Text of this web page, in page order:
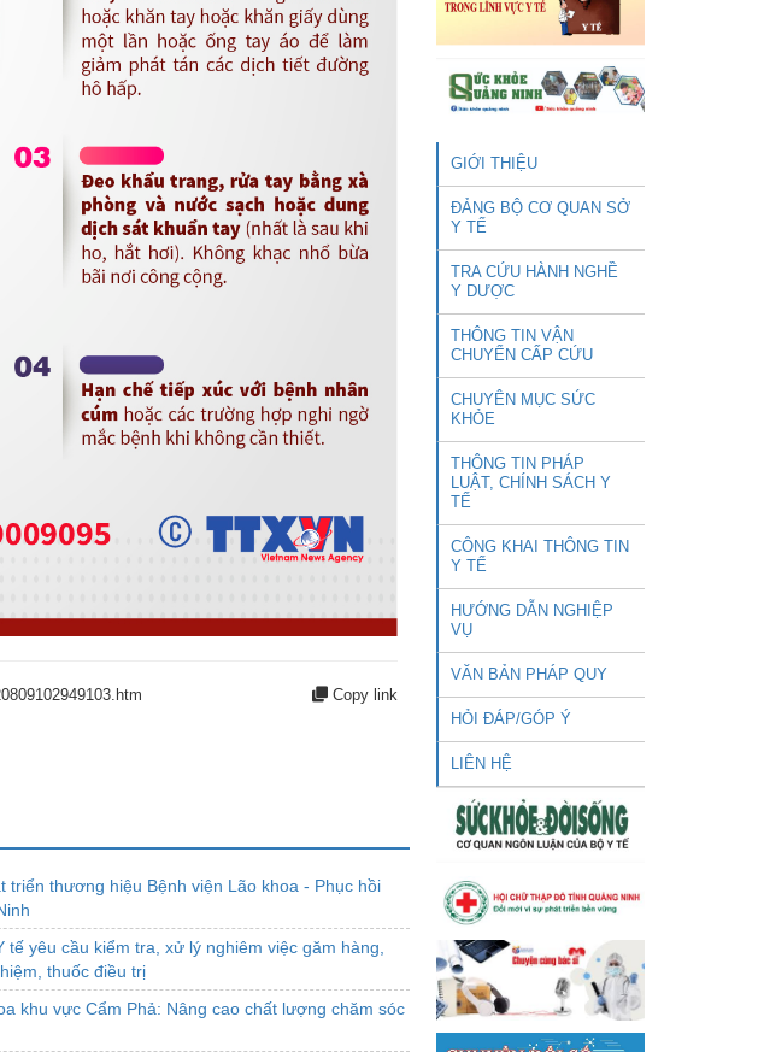
Copy link
triển thương hiệu Bệnh viện Lão khoa - Phục hồi
tế yêu cầu kiểm tra, xử lý nghiêm việc găm hàng,
thuốc điều trị
khu vực Cẩm Phả: Nâng cao chất lượng chăm sóc
GIỚI THIỆU
ĐẢNG BỘ CƠ QUAN SỞ
Y TẾ
TRA CỨU HÀNH NGHỀ
Y DƯỢC
THÔNG TIN VẬN
CHUYỂN CẤP CỨU
CHUYÊN MỤC SỨC
KHỎE
THÔNG TIN PHÁP
LUẬT, CHÍNH SÁCH Y
TẾ
CÔNG KHAI THÔNG TIN
Y TẾ
HƯỚNG DẪN NGHIỆP
VỤ
VĂN BẢN PHÁP QUY
HỎI ĐÁP/GÓP Ý
LIÊN HỆ